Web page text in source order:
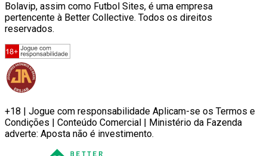
Bolavip, assim como Futbol Sites, é uma empresa
pertencente à Better Collective. Todos os direitos
reservados.
+18 | Jogue com responsabilidade Aplicam-se os Termos e
Condições | Conteúdo Comercial | Ministério da Fazenda
adverte: Aposta não é investimento.